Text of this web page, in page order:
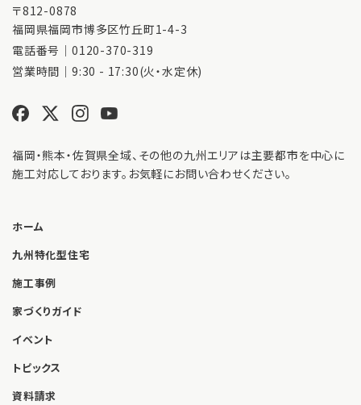
〒812-0878
福岡県福岡市博多区竹丘町1-4-3
電話番号｜ 0120-370-319
営業時間｜9:30 - 17:30(火・水定休)
福岡・熊本・佐賀県全域、その他の九州エリアは主要都市を中心に
施工対応しております。お気軽にお問い合わせください。
ホーム
九州特化型住宅
施工事例
家づくりガイド
イベント
トピックス
資料請求